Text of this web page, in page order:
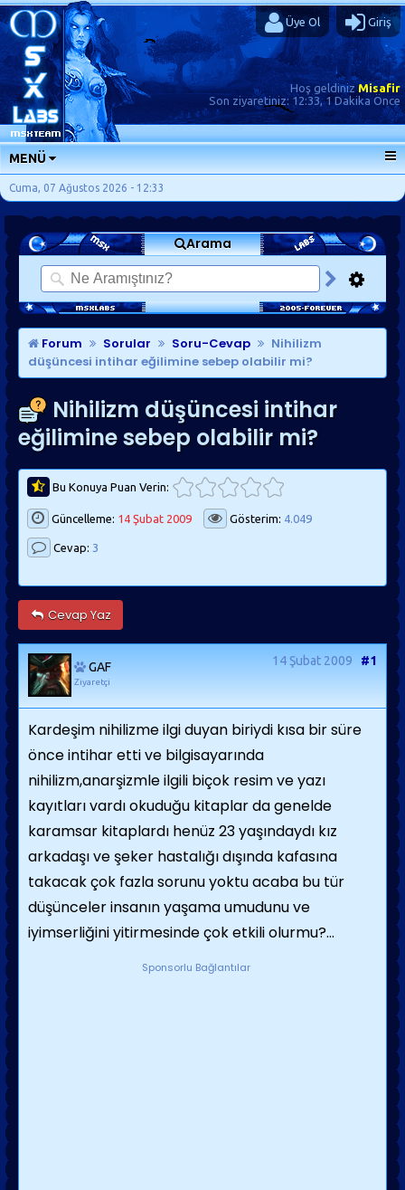
Üye Ol Giriş
Hoş geldinizMisafir
Son ziyaretiniz: 12:33, 1 Dakika Önce
MENÜ
ANA SAYFA
FORUMLAR
SORU-CEVAP
GÜNLÜKLER
SON MESAJLAR
KISAYOLLAR
Cuma, 07 Ağustos 2026 - 12:33
Arama
Forum Sorular Soru-Cevap
Nihilizm
düşüncesi intihar eğilimine sebep olabilir mi?
Nihilizm düşüncesi intihar
eğilimine sebep olabilir mi?
Bu Konuya Puan Verin:
Güncelleme: 14 Şubat 2009 Gösterim: 4.049
Cevap: 3
Cevap Yaz
GAF
Ziyaretçi
14 Şubat 2009 #1
Kardeşim nihilizme ilgi duyan biriydi kısa bir süre
önce intihar etti ve bilgisayarında
nihilizm,anarşizmle ilgili biçok resim ve yazı
kayıtları vardı okuduğu kitaplar da genelde
karamsar kitaplardı henüz 23 yaşındaydı kız
arkadaşı ve şeker hastalığı dışında kafasına
takacak çok fazla sorunu yoktu acaba bu tür
düşünceler insanın yaşama umudunu ve
iyimserliğini yitirmesinde çok etkili olurmu?...
Sponsorlu Bağlantılar